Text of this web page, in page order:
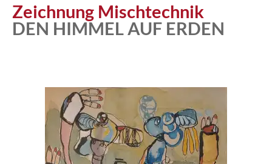
Atelier
Zeichnung Mischtechnik
DEN HIMMEL AUF ERDEN